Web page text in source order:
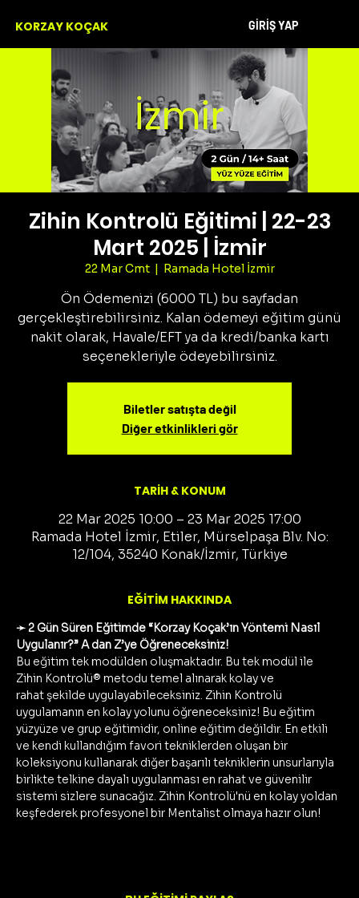
KORZAY KOÇAK GİRİŞ YAP
Zihin Kontrolü Eğitimi | 22-23
Mart 2025 | İzmir
22 Mar Cmt
  |
Ramada Hotel İzmir
Ön Ödemenizi (6000 TL) bu sayfadan
gerçekleştirebilirsiniz. Kalan ödemeyi eğitim günü
nakit olarak, Havale/EFT ya da kredi/banka kartı
seçenekleriyle ödeyebilirsiniz.
Biletler satışta değil
Diğer etkinlikleri gör
TARİH & KONUM
22 Mar 2025 10:00 – 23 Mar 2025 17:00
Ramada Hotel İzmir, Etiler, Mürselpaşa Blv. No:
12/104, 35240 Konak/İzmir, Türkiye
EĞİTİM HAKKINDA
➛ 2 Gün Süren Eğitimde “Korzay Koçak’ın Yöntemi Nasıl
Uygulanır?” A dan Z’ye Öğreneceksiniz!
Bu eğitim tek modülden oluşmaktadır. Bu tek modül ile
Zihin Kontrolü® metodu temel alınarak kolay ve
rahat şekilde uygulayabileceksiniz. Zihin Kontrolü
uygulamanın en kolay yolunu öğreneceksiniz! Bu eğitim
yüzyüze ve grup eğitimidir, online eğitim değildir. En etkili
ve kendi kullandığım favori tekniklerden oluşan bir
koleksiyonu kullanarak diğer başarılı tekniklerin unsurlarıyla
birlikte telkine dayalı uygulanması en rahat ve güvenilir
sistemi sizlere sunacağız. Zihin Kontrolü'nü en kolay yoldan
keşfederek profesyonel bir Mentalist olmaya hazır olun!